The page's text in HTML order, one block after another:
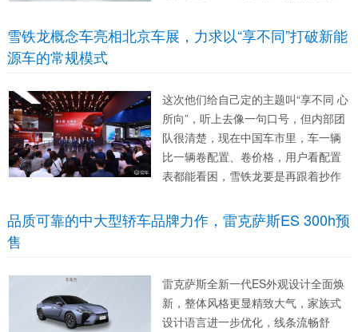
定价、全维越级配置，重新定义家用
硬派 SUV 标准。...
雪铁龙概念车亮相北京车展，力求以“享不同”打破新能
源车的常规模式
这次他们给自己定的主题叫“享不同 心
所向”，听上去像一句口号，但内部团
队很清楚，现在中国车市里，车一辆
比一辆卷配置、卷价格，用户看配置
表都能看困，雪铁龙要是再跟着抄作
把“不要一样”写在最前面，用来告诉用
户，也是在提醒自己，接下来不能再
品质可靠的中大型轿车品牌力作，雷克萨斯ES 300h预
售
雷克萨斯全新一代ES外观设计全面焕
新，整体风格更显精致大气，家族式
设计语言进一步优化，线条流畅舒